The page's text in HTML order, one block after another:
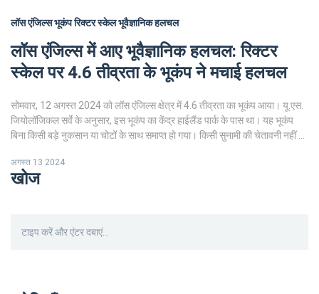
लॉस एंजिल्सभूकंपरिक्टर स्केलभूवैज्ञानिक हलचल
लॉस एंजिल्स में आए भूवैज्ञानिक हलचल: रिक्टर
स्केल पर 4.6 तीव्रता के भूकंप ने मचाई हलचल
सोमवार, 12 अगस्त 2024 को लॉस एंजिल्स क्षेत्र में 4.6 तीव्रता का भूकंप आया। यू.एस.
जियोलॉजिकल सर्वे के अनुसार, इस भूकंप का केंद्र हाईलैंड पार्क के पास था। यह भूकंप
बिना किसी बड़े नुकसान या चोटों के साथ समाप्त हो गया। किसी सुनामी की चेतावनी नहीं दी
अगस्त 13 2024
खोज